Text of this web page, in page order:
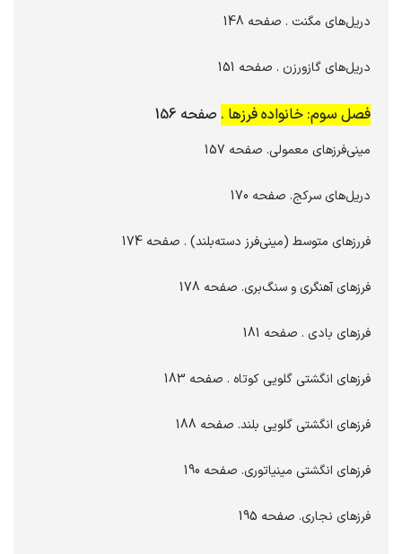
دریل‌های مگنت . صفحه 148
دریل‌های گازورزن . صفحه 151
فصل سوم: خانواده فرزها . صفحه 156
مینی‌فرزهای معمولی. صفحه 157
دریل‌های سرکج. صفحه 170
فررزهای متوسط (مینی‌فرز دسته‌بلند) . صفحه 174
فرزهای آهنگری و سنگ‌بری. صفحه 178
فرزهای بادی . صفحه 181
فرزهای انگشتی گلویی کوتاه . صفحه 183
فرزهای انگشتی گلویی بلند. صفحه 188
فرزهای انگشتی مینیاتوری. صفحه 190
فرزهای نجاری. صفحه 195